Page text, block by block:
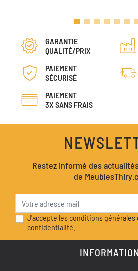
GARANTIE
QUALITÉ/PRIX
PAIEMENT
SÉCURISÉ
PAIEMENT
3X SANS FRAIS
Restez informé des
de
J'accepte les conditions générales
confidentialité.